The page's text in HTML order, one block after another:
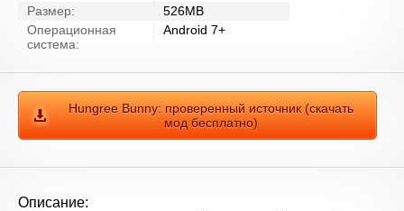
Размер:
526MB
Операционная
система:
Android 7+
Hungree Bunny: проверенный источник (скачать
мод бесплатно)
Описание: